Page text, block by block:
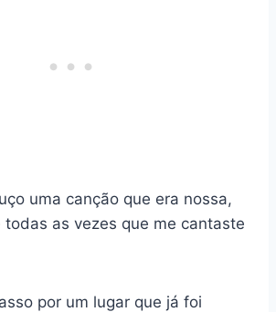
uma canção que era nossa,
as vezes que me cantaste
por um lugar que já foi